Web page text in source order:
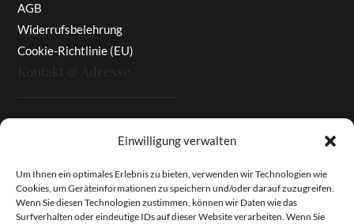
Einwilligung verwalten
Um Ihnen ein optimales Erlebnis zu bieten, verwenden wir Technologien wie
Cookies, um Geräteinformationen zu speichern und/oder darauf zuzugreifen.
Wenn Sie diesen Technologien zustimmen, können wir Daten wie das
Surfverhalten oder eindeutige IDs auf dieser Website verarbeiten. Wenn Sie
AGB
Widerrufsbelehrung
Cookie-Richtlinie (EU)
Kontakt & Adresse
Heinz Enzinger-Panitz
Aussergernwallen 3
94166 Stubenberg
Deutschland